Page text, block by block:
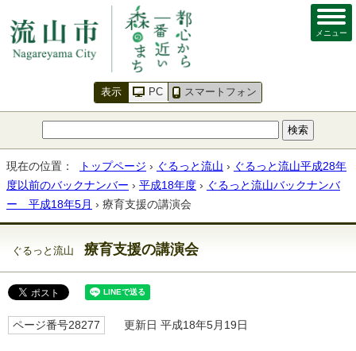
表示 PC スマートフォン
メニュー
現在の位置： トップページ › ぐるっと流山 › ぐるっと流山平成28年
度以前のバックナンバー › 平成18年度 › ぐるっと流山バックナンバ
ー 平成18年5月 › 療育支援の講演会
ぐるっと流山 療育支援の講演会
ページ番号28277 更新日 平成18年5月19日